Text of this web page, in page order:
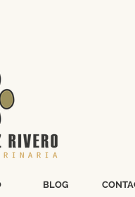
BLOG